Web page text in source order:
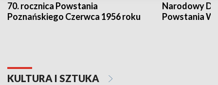
70. rocznica Powstania
Poznańskiego Czerwca 1956 roku
Narodowy
Powstania
KULTURA I SZTUKA